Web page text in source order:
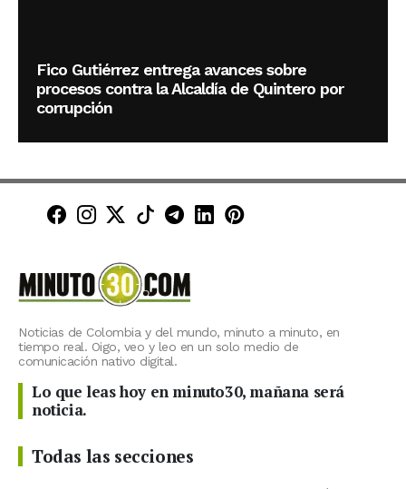
Fico Gutiérrez entrega avances sobre
procesos contra la Alcaldía de Quintero por
corrupción
Minuto30 en Facebook
Minuto30 en Instagram
Minuto30 en X (Twitter)
Minuto30 en TikTok
Canal de Minuto30 en
Minuto30 en LinkedIn
Minuto30 en
Noticias de Colombia y del mundo, minuto a minuto, en
tiempo real. Oigo, veo y leo en un solo medio de
comunicación nativo digital.
Lo que leas hoy en minuto30, mañana será
noticia.
Todas las secciones